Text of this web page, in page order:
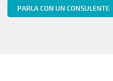
PARLA CON UN CONSULENTE